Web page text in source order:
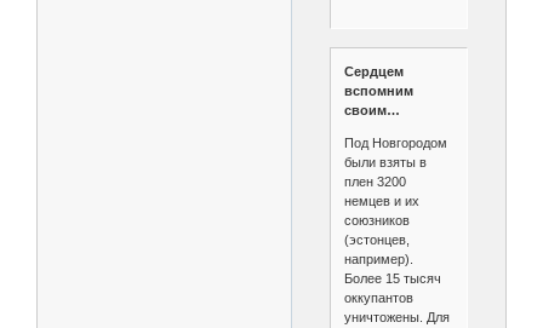
Сердцем
вспомним
своим…
Под Новгородом
были взяты в
плен 3200
немцев и их
союзников
(эстонцев,
например).
Более 15 тысяч
оккупантов
уничтожены. Для